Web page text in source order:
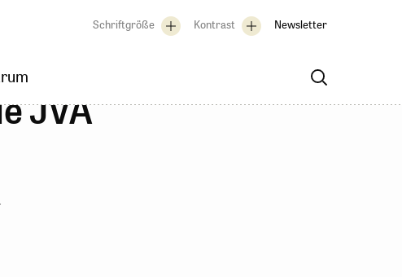
Schriftgröße Kontrast Newsletter
JVA